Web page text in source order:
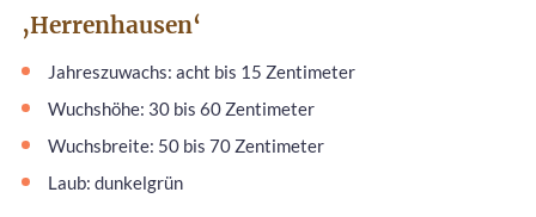
‚Herrenhausen‘
Jahreszuwachs: acht bis 15 Zentimeter
Wuchshöhe: 30 bis 60 Zentimeter
Wuchsbreite: 50 bis 70 Zentimeter
Laub: dunkelgrün